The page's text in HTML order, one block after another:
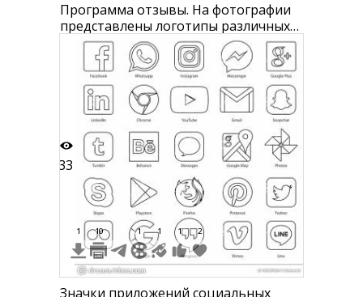
Программа отзывы. На фотографии
представлены логотипы различных
социальных сетей, мессенджеров и
интернет-сервисов: Facebook,
Whatsapp, Instagram, Messenger,
Google Plus, LinkedIn, Chrome,
YouTube, Email, Snapchat, Tumblr,
Behance, Messages, Google Maps,
33
1 10 1 1 1 2
Значки приложений социальных